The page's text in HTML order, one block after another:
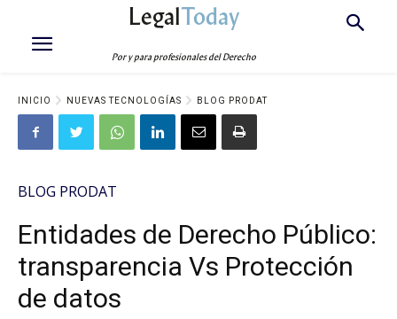
LegalToday
Por y para profesionales del Derecho
INICIO NUEVAS TECNOLOGÍAS BLOG PRODAT
BLOG PRODAT
Entidades de Derecho Público:
transparencia Vs Protección
de datos